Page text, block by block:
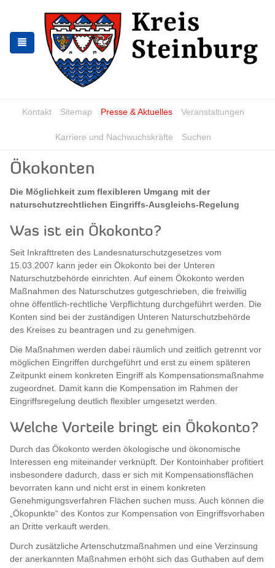
springen
springen
Kontakt Sitemap Presse & Aktuelles Veranstaltungen
Karriere und Nachwuchskräfte Suchen
Ökokonten
Die Möglichkeit zum flexibleren Umgang mit der
naturschutzrechtlichen Eingriffs-Ausgleichs-Regelung
Was ist ein Ökokonto?
Seit Inkrafttreten des Landesnaturschutzgesetzes vom
15.03.2007 kann jeder ein Ökokonto bei der Unteren
Naturschutzbehörde einrichten. Auf einem Ökokonto werden
Maßnahmen des Naturschutzes gutgeschrieben, die freiwillig
ohne öffentlich-rechtliche Verpflichtung durchgeführt werden. Die
Konten sind bei der zuständigen Unteren Naturschutzbehörde
des Kreises zu beantragen und zu genehmigen.
Die Maßnahmen werden dabei räumlich und zeitlich getrennt vor
möglichen Eingriffen durchgeführt und erst zu einem späteren
Zeitpunkt einem konkreten Eingriff als Kompensationsmaßnahme
zugeordnet. Damit kann die Kompensation im Rahmen der
Eingriffsregelung deutlich flexibler umgesetzt werden.
Welche Vorteile bringt ein Ökokonto?
Durch das Ökokonto werden ökologische und ökonomische
Interessen eng miteinander verknüpft. Der Kontoinhaber profitiert
insbesondere dadurch, dass er sich mit Kompensationsflächen
bevorraten kann und nicht erst in einem konkreten
Genehmigungsverfahren Flächen suchen muss. Auch können die
„Ökopunkte“ des Kontos zur Kompensation von Eingriffsvorhaben
an Dritte verkauft werden.
Durch zusätzliche Artenschutzmaßnahmen und eine Verzinsung
der anerkannten Maßnahmen erhöht sich das Guthaben auf dem